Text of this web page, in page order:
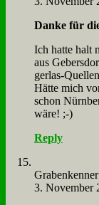
Dan­ke für
Ich hat­te halt
aus
ger­las-
Hät­te mich
schon
wä­re! ;-)
Reply
Gra­ben­ken­ner
3. November